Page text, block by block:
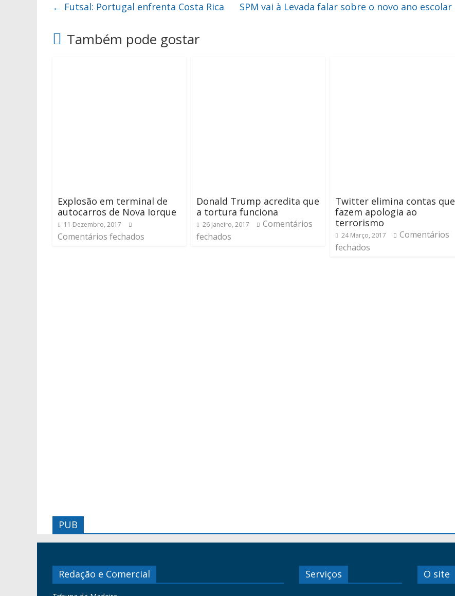
← Futsal: Portugal enfrenta Costa Rica SPM vai à Levada falar sobre o novo ano escolar
Também pode gostar
Explosão em terminal de
autocarros de Nova Iorque
11 Dezembro, 2017
Comentários fechados
Donald Trump acredita que
a tortura funciona
26 Janeiro, 2017
Comentários
fechados
Twitter elimina contas que
fazem apologia ao
terrorismo
24 Março, 2017
Comentários
fechados
PUB
Redação e Comercial Serviços O site